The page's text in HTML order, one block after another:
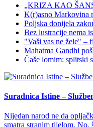
„KRIZA KAO
K(r)asno Markovina
Poljska donijela
Bez lustracije nema
"Vaši vas ne žele" –
Mahatma Gandhi
Čaše lomim: splitski
Suradnica Istine –
Nijedan narod ne da
smatra stranim tijelom. No,